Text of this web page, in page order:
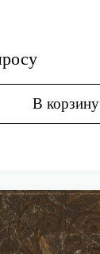
В корзину